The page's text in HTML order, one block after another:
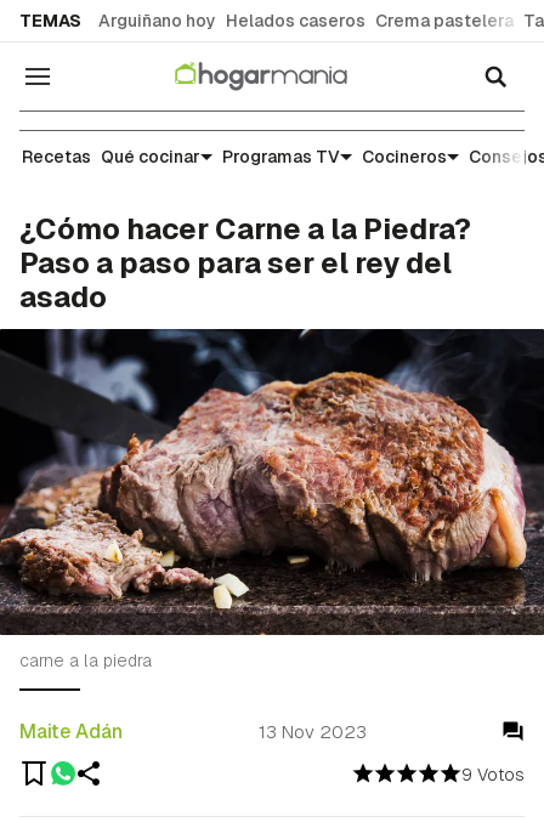
TEMAS Arguiñano hoy Helados caseros Crema pastelera
Navegación
Recetas
Recetas Qué cocinar Programas TV Cocineros
¿Cómo hacer Carne a la Piedra?
Paso a paso para ser el rey del
asado
9 Votos
Maite Adán 13 Nov 2023
carne a la piedra